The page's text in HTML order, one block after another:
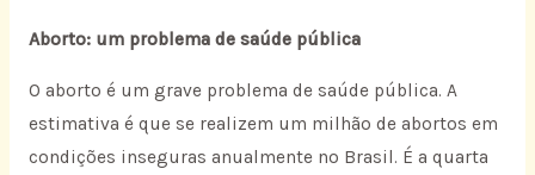
Aborto: um problema de saúde pública
O aborto é um grave problema de saúde pública. A
estimativa é que se realizem um milhão de abortos em
condições inseguras anualmente no Brasil. É a quarta